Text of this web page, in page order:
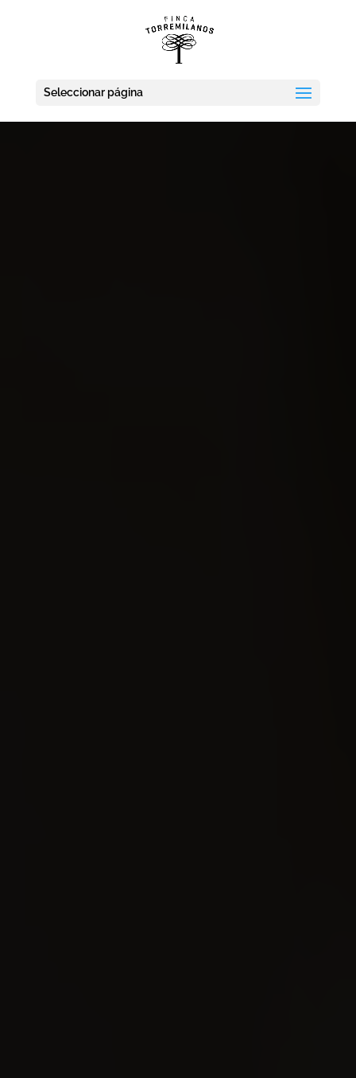
Seleccionar página